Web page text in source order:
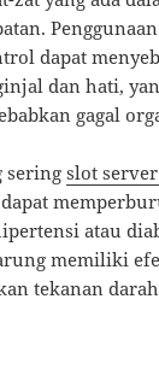
dapat
dan hati,
gagal
seringslot
atau
memiliki
tekanan